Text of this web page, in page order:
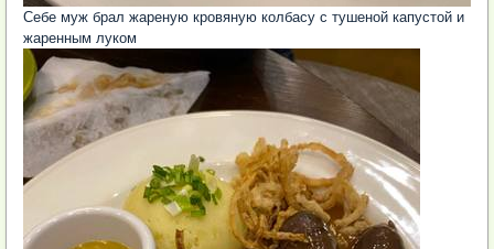
Себе муж брал жареную кровяную колбасу с тушеной капустой и
жаренным луком